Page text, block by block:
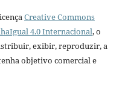
Creative Commons
4.0 Internacional, o
exibir, reproduzir, a
objetivo comercial e